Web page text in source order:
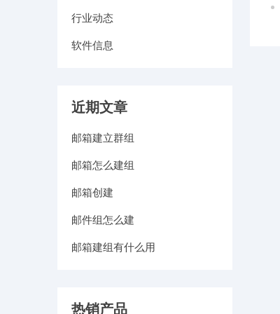
行业动态
软件信息
近期文章
邮箱建立群组
邮箱怎么建组
邮箱创建
邮件组怎么建
邮箱建组有什么用
热销产品